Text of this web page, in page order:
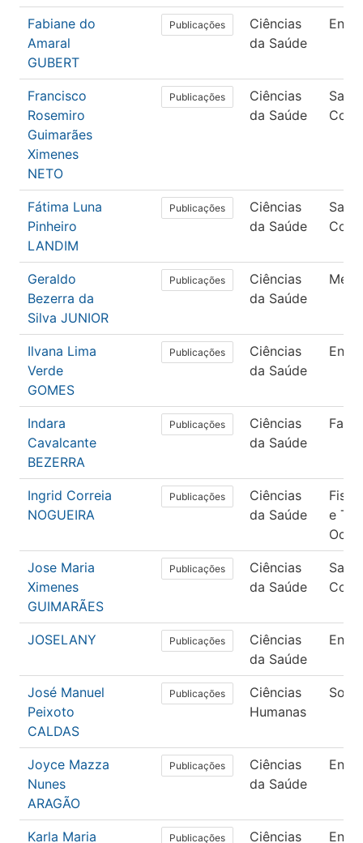
Fabiane do
Amaral
GUBERT
Publicações
Ciências
da Saúde
Francisco
Rosemiro
Guimarães
Ximenes
NETO
Publicações
Ciências
da Saúde
Fátima Luna
Pinheiro
LANDIM
Publicações
Ciências
da Saúde
Geraldo
Bezerra da
Silva JUNIOR
Publicações
Ciências
da Saúde
Ilvana Lima
Verde
GOMES
Publicações
Ciências
da Saúde
Indara
Cavalcante
BEZERRA
Publicações
Ciências
da Saúde
Ingrid Correia
NOGUEIRA
Publicações
Ciências
da Saúde
e
Jose Maria
Ximenes
GUIMARÃES
Publicações
Ciências
da Saúde
JOSELANY Publicações
Ciências
da Saúde
José Manuel
Peixoto
CALDAS
Publicações
Ciências
Humanas
Joyce Mazza
Nunes
ARAGÃO
Publicações
Ciências
da Saúde
Karla Maria Publicações Ciências